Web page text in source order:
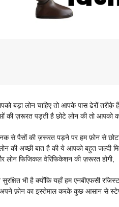
बड़ा लोन चाहिए तो आपके पास ढेरों
ज़रूरत पड़ती है छोटे लोन की तो आपको कई
से पैसों की ज़रूरत पड़ने पर हम फ़ोन से
की अच्छी बात है की ये आपको बहुत जल्दी
लोन फिजिकल वेरिफिकेशन की ज़रूरत होगी,
सुरक्षित भी है क्योंकि यहाँ हम एनबीएफसी
फ़ोन का इस्तेमाल करके कुछ आसान से